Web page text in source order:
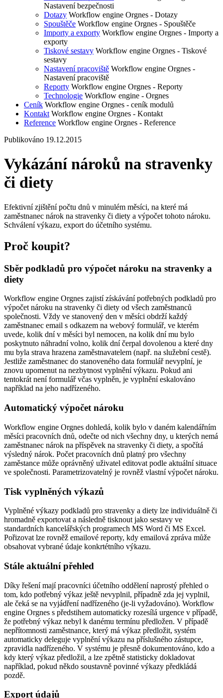
Nastavení bezpečnosti
Dotazy Workflow engine Orgnes - Dotazy
Spouštěče Workflow engine Orgnes - Spouštěče
Importy a exporty Workflow engine Orgnes - Importy a
exporty
Tiskové sestavy Workflow engine Orgnes - Tiskové
sestavy
Nastavení pracoviště Workflow engine Orgnes -
Nastavení pracoviště
Reporty Workflow engine Orgnes - Reporty
Technologie Workflow engine - Orgnes
Ceník Workflow engine Orgnes - ceník modulů
Kontakt Workflow engine Orgnes - Kontakt
Reference Workflow engine Orgnes - Reference
Publikováno 19.12.2015
Vykázání nároků na stravenky
či diety
Efektivní zjištění počtu dnů v minulém měsíci, na které má
zaměstnanec nárok na stravenky či diety a výpočet tohoto nároku.
Schválení výkazu, export do účetního systému.
Proč koupit?
Sběr podkladů pro výpočet nároku na stravenky a
diety
Workflow engine Orgnes zajistí získávání potřebných podkladů pro
výpočet nároku na stravenky či diety od všech zaměstnanců
společnosti. Vždy ve stanovený den v měsíci obdrží každý
zaměstnanec email s odkazem na webový formulář, ve kterém
uvede, kolik dní v měsíci byl nemocen, na kolik dní mu bylo
poskytnuto náhradní volno, kolik dní čerpal dovolenou a které dny
mu byla strava hrazena zaměstnavatelem (např. na služební cestě).
Jestliže zaměstnanec do stanoveného data formulář nevyplní, je
znovu upomenut na nezbytnost vyplnění výkazu. Pokud ani
tentokrát není formulář včas vyplněn, je vyplnění eskalováno
například na jeho nadřízeného.
Automatický výpočet nároku
Workflow engine Orgnes dohledá, kolik bylo v daném kalendářním
měsíci pracovních dnů, odečte od nich všechny dny, u kterých nemá
zaměstnanec nárok na příspěvek na stravenky či diety, a spočítá
výsledný nárok. Počet pracovních dnů platný pro všechny
zaměstance může oprávněný uživatel editovat podle aktuální situace
ve společnosti. Parametrizovatelný je rovněž vlastní výpočet nároku.
Tisk vyplněných výkazů
Vyplněné výkazy podkladů pro stravenky a diety lze individuálně či
hromadně exportovat a následně tisknout jako sestavy ve
standardních kancelářských programech MS Word či MS Excel.
Pořizovat lze rovněž emailové reporty, kdy emailová zpráva může
obsahovat vybrané údaje konkrtétního výkazu.
Stále aktuální přehled
Díky řešení mají pracovníci účetního oddělení naprostý přehled o
tom, kdo potřebný výkaz ještě nevyplnil, případně zda jej vyplnil,
ale čeká se na vyjádření nadřízeného (je-li vyžadováno). Workflow
engine Orgnes s předstihem automaticky rozesílá urgence v případě,
že potřebný výkaz nebyl k danému termínu předložen. V případě
nepřítomnosti zaměstnance, který má výkaz předložit, systém
automaticky deleguje vyplnění výkazu na příslušného zástupce,
zpravidla nadřízeného. V systému je přesně dokumentováno, kdo a
kdy který výkaz předložil, a lze zpětně statisticky dokladovat
například, pokud někdo soustavně povinné výkazy předkládá
pozdě.
Export údajů